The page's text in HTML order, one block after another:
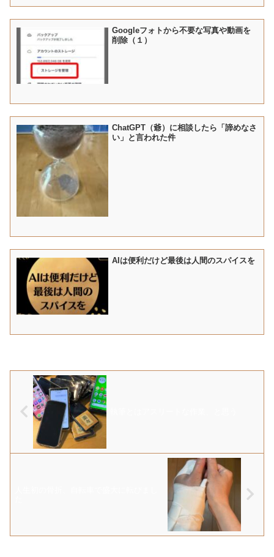
Googleフォトから不要な写真や動画を
削除（１）
ChatGPT（爺）に相談したら「諦めなさ
い」と言われた件
AIは便利だけど最後は人間のスパイスを